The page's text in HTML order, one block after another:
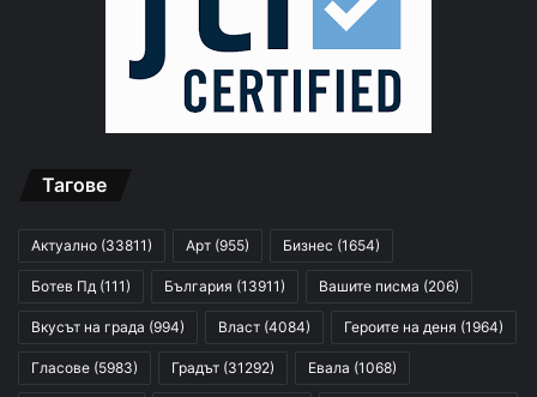
Тагове
Актуално (33811) Арт (955) Бизнес (1654)
Ботев Пд (111) България (13911) Вашите писма (206)
Вкусът на града (994) Власт (4084) Героите на деня (1964)
Гласове (5983) Градът (31292) Евала (1068)